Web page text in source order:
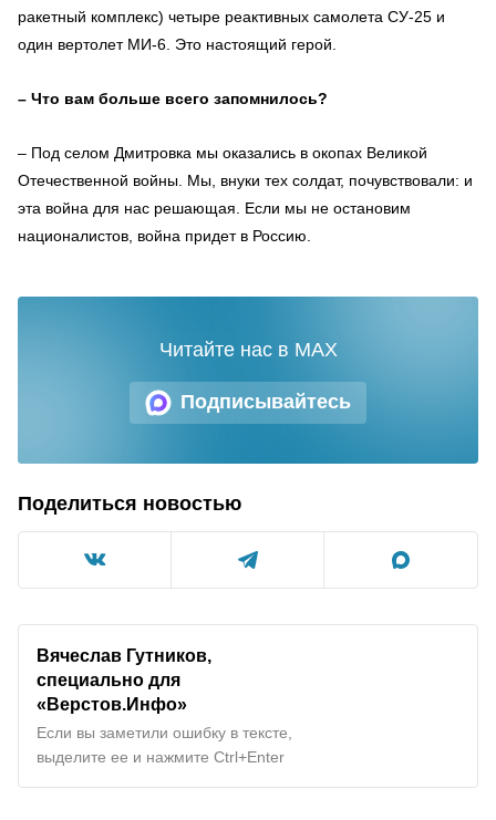
ракетный комплекс) четыре реактивных самолета СУ-25 и
один вертолет МИ-6. Это настоящий герой.
– Что вам больше всего запомнилось?
– Под селом Дмитровка мы оказались в окопах Великой
Отечественной войны. Мы, внуки тех солдат, почувствовали: и
эта война для нас решающая. Если мы не остановим
националистов, война придет в Россию.
Подписывайтесь
Читайте нас в MAX
Поделиться новостью
Вячеслав Гутников,
специально для
«Верстов.Инфо»
Если вы заметили ошибку в тексте,
выделите ее и нажмите Ctrl+Enter